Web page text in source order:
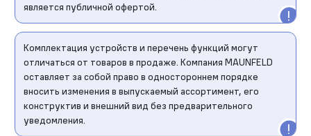
является публичной офертой.
Комплектация устройств и перечень функций могут
отличаться от товаров в продаже. Компания MAUNFELD
оставляет за собой право в одностороннем порядке
вносить изменения в выпускаемый ассортимент, его
конструктив и внешний вид без предварительного
уведомления.